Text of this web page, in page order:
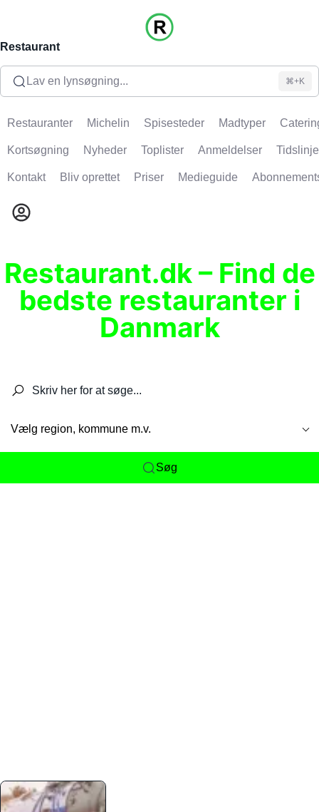
Restaurant
Lav en lynsøgning... ⌘+K
Restauranter Michelin Spisesteder Madtyper
Kortsøgning Nyheder Toplister Anmeldelser Tidslinje
Kontakt Bliv oprettet Priser Medieguide
Restaurant.dk – Find de
bedste restauranter i
Danmark
Vælg region, kommune m.v.
Søg